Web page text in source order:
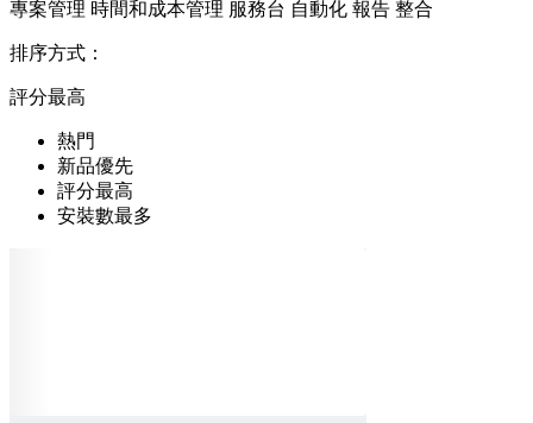
專案管理 時間和成本管理 服務台 自動化 報告 整合
排序方式：
評分最高
熱門
新品優先
評分最高
安裝數最多